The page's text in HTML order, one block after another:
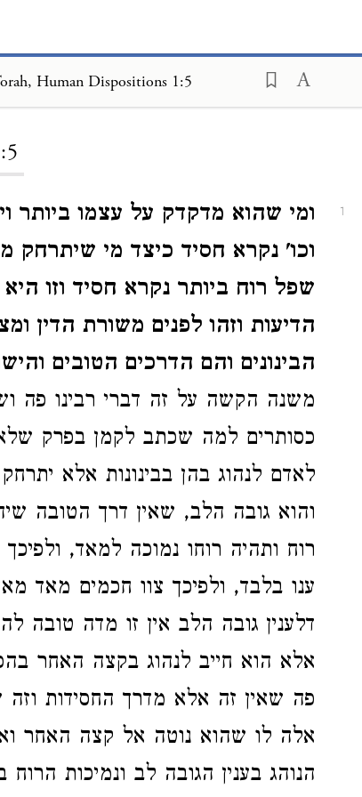
Human Dispositions 1:5
1
ומי שהוא מדקדק על עצמו ביותר
וכו' נקרא חסיד כיצד מי שיתרחק
שפל רוח ביותר נקרא חסיד וזו
הדיעות וזהו לפנים משורת הדין
הבינונים והם הדרכים הטובים
משנה הקשה על זה דברי רבינו פה
כסותרים למה שכתב לקמן בפרק
לאדם לנהוג בהן בבינונות אלא
והוא גובה הלב, שאין דרך הטובה
רוח ותהיה רוחו נמוכה למאד,
ענו בלבד, ולפיכך צוו חכמים מאד
דלענין גובה הלב אין זו מדה טובה
אלא הוא חייב לנהוג בקצה האחר
פה שאין זה אלא מדרך החסידות
אלה לו שהוא נוטה אל קצה האחר
הנוהג בענין הגובה לב ונמיכות